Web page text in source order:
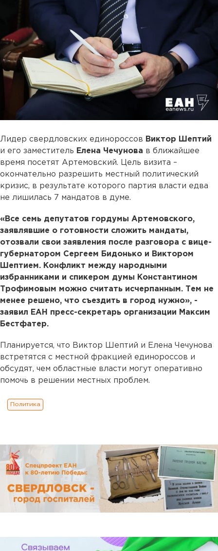
Лидер свердловских единороссов Виктор Шептий
и его заместитель Елена Чечунова в ближайшее
время посетят Артемовский. Цель визита –
окончательно разрешить местный политический
кризис, в результате которого партия власти едва
не лишилась 7 мандатов в думе.
«Все семь депутатов гордумы Артемовского,
заявлявшие о готовности сложить мандаты,
отозвали свои заявления после разговора с вице-
губернатором Сергеем Бидонько и Виктором
Шептием. Конфликт между народными
избранниками и спикером думы Константином
Трофимовым можно считать исчерпанным. Тем не
менее решено, что съездить в город нужно», -
заявил ЕАН пресс-секретарь организации Максим
Бестфатер.
Планируется, что Виктор Шептий и Елена Чечунова
встретятся с местной фракцией единороссов и
обсудят, чем областные власти могут оперативно
помочь в решении местных проблем.
Политика